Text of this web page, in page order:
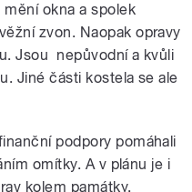
okna a spolek
zvon. Naopak opravy
Jsou nepůvodní a kvůli
Jiné části kostela se ale
podpory pomáhali
omítky. A v plánu je i
kolem památky.